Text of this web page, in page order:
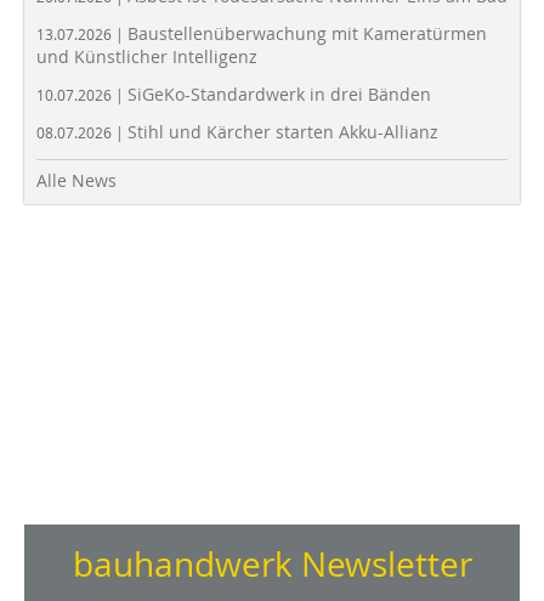
13.07.2026 | Baustellenüberwachung mit Kameratürmen
und Künstlicher Intelligenz
10.07.2026 | SiGeKo-Standardwerk in drei Bänden
08.07.2026 | Stihl und Kärcher starten Akku-Allianz
Alle News
bauhandwerk Newsletter